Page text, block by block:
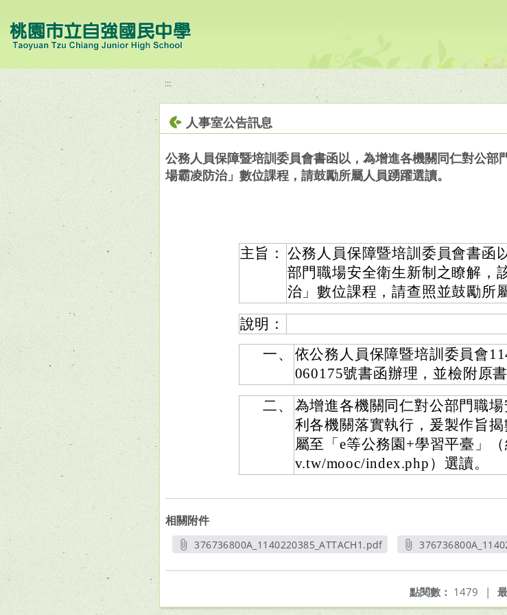
:::
人事室公告訊息
公務人員保障暨培訓委員會書函以，為增進各機關同仁對公
場霸凌防治」數位課程，請鼓勵所屬人員踴躍選讀。
主旨： 公務人員保障暨培訓委員會書函
部門職場安全衛生新制之瞭解，
治」數位課程，請查照並鼓勵所
說明：
一、
依公務人員保障暨培訓委員會
060175號書函辦理，並檢附原書
二、
為增進各機關同仁對公部門職
利各機關落實執行，爰製作旨
屬至「e等公務園+學習平臺」
v.tw/mooc/index.php）選讀。
相關附件
376736800A_1140220385_ATTACH1.pdf
點閱數： 1479 |